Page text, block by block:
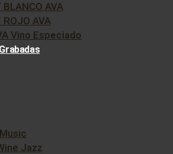
BLANCO AVA
ROJO AVA
Vino Especiado
Jazz